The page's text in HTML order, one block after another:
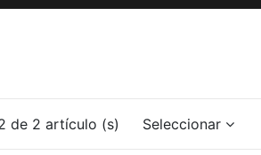
de 2 artículo (s) Seleccionar